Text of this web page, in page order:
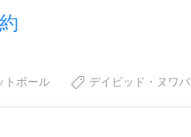
トボール デイビッド・ヌワバ